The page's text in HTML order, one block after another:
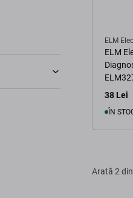
ELM
ELM
38 Lei
ÎN
Arată 2